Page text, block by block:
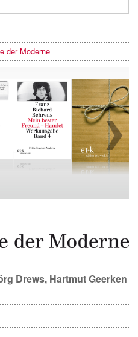
der Moderne
Drews, Hartmut Geerken